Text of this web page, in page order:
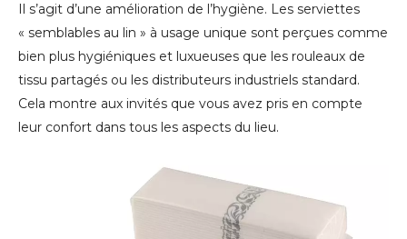
Il s’agit d’une amélioration de l’hygiène. Les serviettes
« semblables au lin » à usage unique sont perçues comme
bien plus hygiéniques et luxueuses que les rouleaux de
tissu partagés ou les distributeurs industriels standard.
Cela montre aux invités que vous avez pris en compte
leur confort dans tous les aspects du lieu.